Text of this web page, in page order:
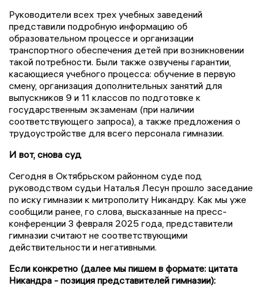
Руководители всех трех учебных заведений
представили подробную информацию об
образовательном процессе и организации
транспортного обеспечения детей при возникновении
такой потребности. Были также озвучены гарантии,
касающиеся учебного процесса: обучение в первую
смену, организация дополнительных занятий для
выпускников 9 и 11 классов по подготовке к
государственным экзаменам (при наличии
соответствующего запроса), а также предложения о
трудоустройстве для всего персонала гимназии.
И вот, снова суд
Сегодня в Октябрьском районном суде под
руководством судьи Наталья Лесун прошло заседание
по иску гимназии к митрополиту Никандру. Как мы уже
сообщили ранее, го слова, высказанные на пресс-
конференции 3 февраля 2025 года, представители
гимназии считают не соответствующими
действительности и негативными.
Если конкретно (далее мы пишем в формате: цитата
Никандра - позиция представителей гимназии):